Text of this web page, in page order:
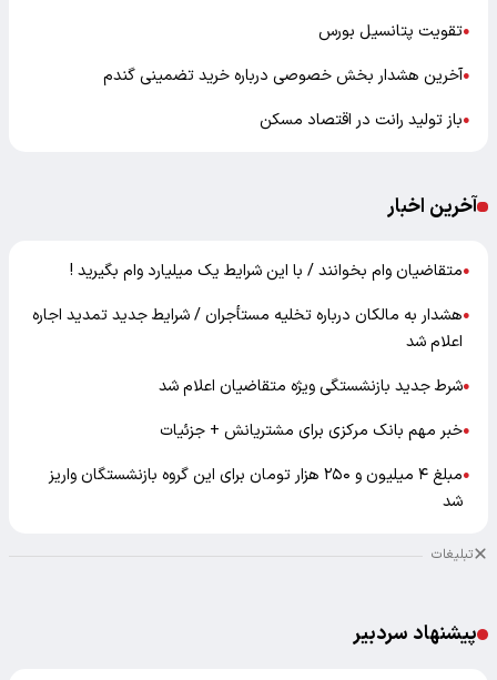
●تقویت پتانسیل بورس
●آخرین هشدار بخش خصوصی درباره خرید تضمینی گندم
●باز تولید رانت در اقتصاد مسکن
آخرین اخبار
●متقاضیان وام بخوانند / با این شرایط یک میلیارد وام بگیرید !
●هشدار به مالکان درباره تخلیه مستأجران / شرایط جدید تمدید اجاره
اعلام شد
●شرط جدید بازنشستگی ویژه متقاضیان اعلام شد
●خبر مهم بانک مرکزی برای مشتریانش + جزئیات
●
مبلغ ۴ میلیون و ۲۵۰ هزار تومان برای این گروه بازنشستگان واریز
شد
تبلیغات
پیشنهاد سردبیر